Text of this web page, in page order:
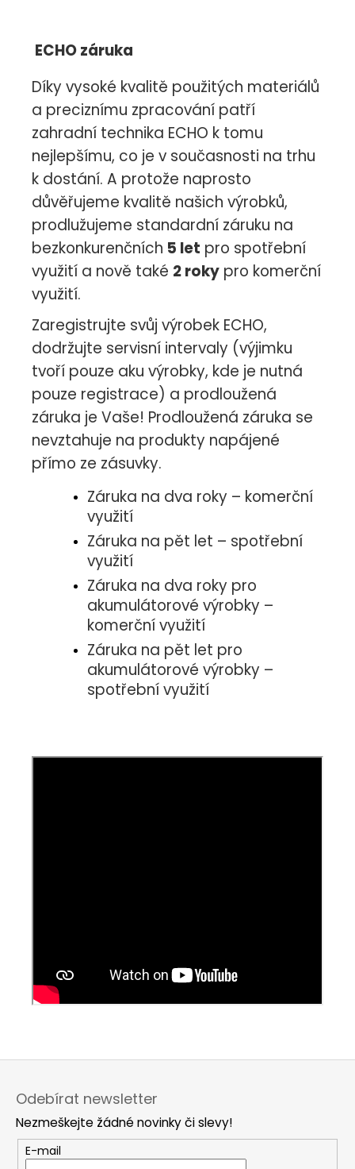
ECHO záruka
Díky vysoké kvalitě použitých materiálů
a preciznímu zpracování patří
zahradní technika ECHO k tomu
nejlepšímu, co je v současnosti na trhu
k dostání. A protože naprosto
důvěřujeme kvalitě našich výrobků,
prodlužujeme standardní záruku na
bezkonkurenčních 5 let pro spotřební
využití a nově také 2 roky pro komerční
využití.
Zaregistrujte svůj výrobek ECHO,
dodržujte servisní intervaly (výjimku
tvoří pouze aku výrobky, kde je nutná
pouze registrace) a prodloužená
záruka je Vaše! Prodloužená záruka se
nevztahuje na produkty napájené
přímo ze zásuvky.
Záruka na dva roky – komerční
využití
Záruka na pět let – spotřební
využití
Záruka na dva roky pro
akumulátorové výrobky –
komerční využití
Záruka na pět let pro
akumulátorové výrobky –
spotřební využití
Odebírat newsletter
Nezmeškejte žádné novinky či slevy!
E-mail